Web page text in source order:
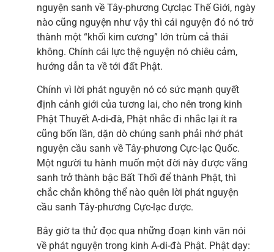
nguyện sanh về Tây-phương Cựclạc Thế Giới, ngày
nào cũng nguyện như vậy thì cái nguyện đó nó trở
thành một “khối kim cương” lớn trùm cả thái
không. Chính cái lực thệ nguyện nó chiêu cảm,
hướng dẫn ta về tới đất Phật.
Chính vì lời phát nguyện nó có sức mạnh quyết
định cảnh giới của tương lai, cho nên trong kinh
Phật Thuyết A-di-đà, Phật nhắc đi nhắc lại ít ra
cũng bốn lần, dặn dò chúng sanh phải nhớ phát
nguyện cầu sanh về Tây-phương Cực-lạc Quốc.
Một người tu hành muốn một đời này được vãng
sanh trở thành bậc Bất Thối để thành Phật, thì
chắc chắn không thể nào quên lời phát nguyện
cầu sanh Tây-phương Cực-lạc được.
Bây giờ ta thử đọc qua những đoạn kinh văn nói
về phát nguyện trong kinh A-di-đà Phật. Phật dạy: